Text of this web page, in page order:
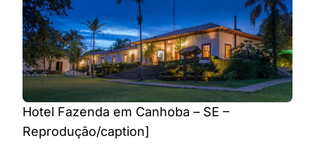
Hotel Fazenda em Canhoba – SE –
Reprodução/caption]